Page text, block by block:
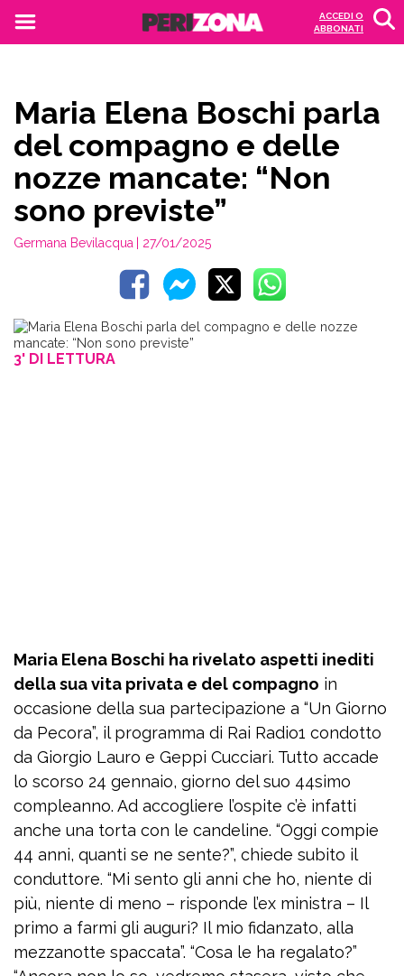
ACCEDI O
ABBONATI
Maria Elena Boschi parla
del compagno e delle
nozze mancate: “Non
sono previste”
Germana Bevilacqua | 27/01/2025
3' DI LETTURA
Maria Elena Boschi ha rivelato aspetti inediti
della sua vita privata e del compagno in
occasione della sua partecipazione a “Un Giorno
da Pecora”, il programma di Rai Radio1 condotto
da Giorgio Lauro e Geppi Cucciari. Tutto accade
lo scorso 24 gennaio, giorno del suo 44simo
compleanno. Ad accogliere l’ospite c’è infatti
anche una torta con le candeline. “Oggi compie
44 anni, quanti se ne sente?”, chiede subito il
conduttore. “Mi sento gli anni che ho, niente di
più, niente di meno – risponde l’ex ministra – Il
primo a farmi gli auguri? Il mio fidanzato, alla
mezzanotte spaccata”. “Cosa le ha regalato?”